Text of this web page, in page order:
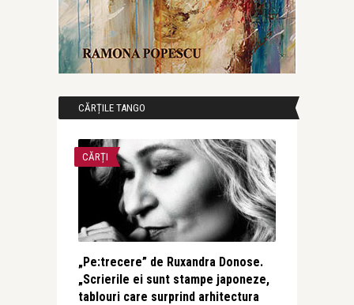
CĂRȚILE TANGO
CĂRȚI
„Pe:trecere” de Ruxandra Donose.
„Scrierile ei sunt stampe japoneze,
tablouri care surprind arhitectura